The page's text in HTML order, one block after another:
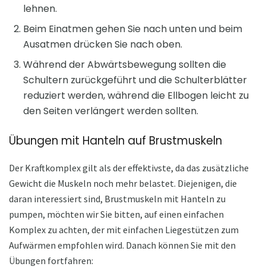
lehnen.
Beim Einatmen gehen Sie nach unten und beim
Ausatmen drücken Sie nach oben.
Während der Abwärtsbewegung sollten die
Schultern zurückgeführt und die Schulterblätter
reduziert werden, während die Ellbogen leicht zu
den Seiten verlängert werden sollten.
Übungen mit Hanteln auf Brustmuskeln
Der Kraftkomplex gilt als der effektivste, da das zusätzliche
Gewicht die Muskeln noch mehr belastet. Diejenigen, die
daran interessiert sind, Brustmuskeln mit Hanteln zu
pumpen, möchten wir Sie bitten, auf einen einfachen
Komplex zu achten, der mit einfachen Liegestützen zum
Aufwärmen empfohlen wird. Danach können Sie mit den
Übungen fortfahren: